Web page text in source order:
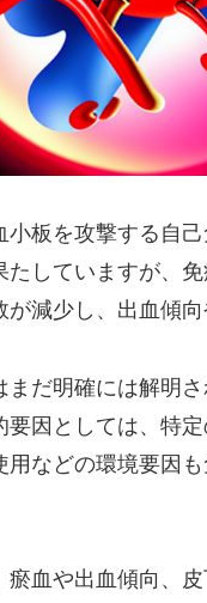
板を攻撃する自
していますが、
減少し、出血傾
だ明確には解明
因としては、特
などの環境要因
血や出血傾向、